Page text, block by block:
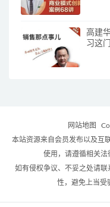
高建
习这
网站地图
本站资源来自会员发布以及互
使用，请遵循相关法
如有侵权争议、不妥之处请
性，避免上当受